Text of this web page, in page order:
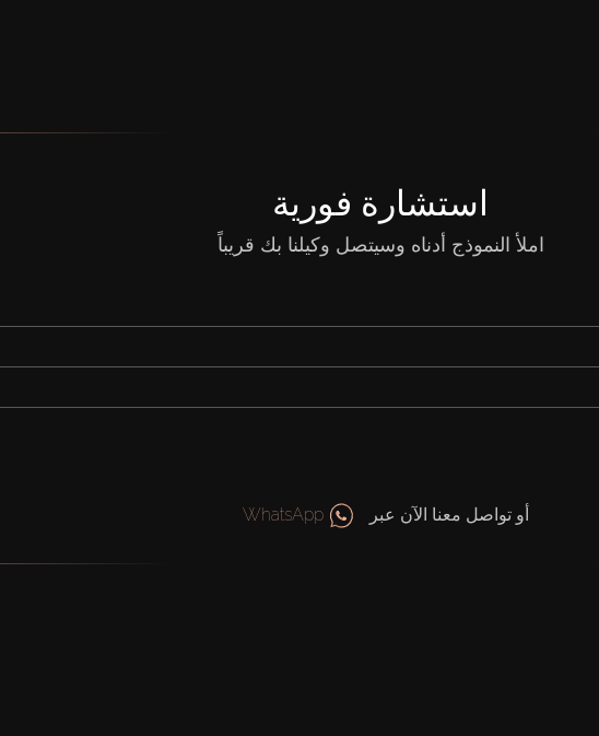
استشارة فورية
املأ النموذج أدناه وسيتصل وكيلنا بك قريباً
أو تواصل معنا الآن عبر WhatsApp